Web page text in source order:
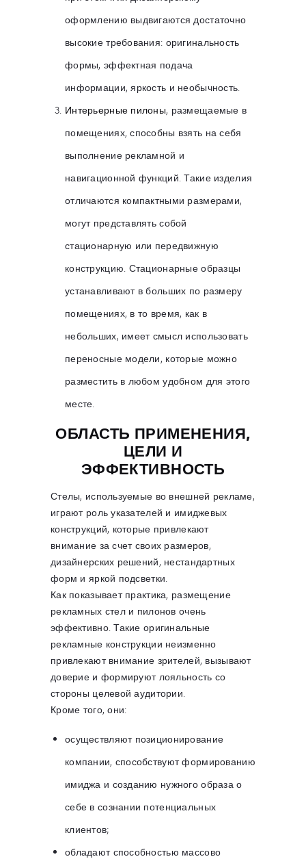
оформлению выдвигаются достаточно
высокие требования: оригинальность
формы, эффектная подача
информации, яркость и необычность.
Интерьерные пилоны, размещаемые в
помещениях, способны взять на себя
выполнение рекламной и
навигационной функций. Такие изделия
отличаются компактными размерами,
могут представлять собой
стационарную или передвижную
конструкцию. Стационарные образцы
устанавливают в больших по размеру
помещениях, в то время, как в
небольших, имеет смысл использовать
переносные модели, которые можно
разместить в любом удобном для этого
месте.
ОБЛАСТЬ ПРИМЕНЕНИЯ,
ЦЕЛИ И
ЭФФЕКТИВНОСТЬ
Стелы, используемые во внешней рекламе,
играют роль указателей и имиджевых
конструкций, которые привлекают
внимание за счет своих размеров,
дизайнерских решений, нестандартных
форм и яркой подсветки.
Как показывает практика, размещение
рекламных стел и пилонов очень
эффективно. Такие оригинальные
рекламные конструкции неизменно
привлекают внимание зрителей, вызывают
доверие и формируют лояльность со
стороны целевой аудитории.
Кроме того, они:
осуществляют позиционирование
компании, способствуют формированию
имиджа и созданию нужного образа о
себе в сознании потенциальных
клиентов;
обладают способностью массово